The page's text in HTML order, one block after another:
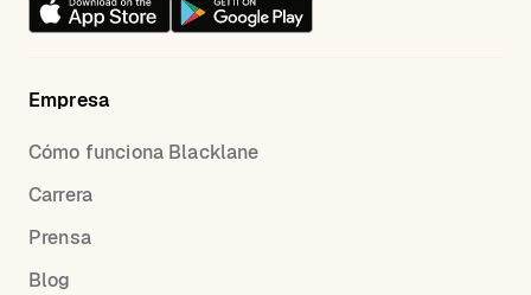
Empresa
Cómo funciona Blacklane
Carrera
Prensa
Blog